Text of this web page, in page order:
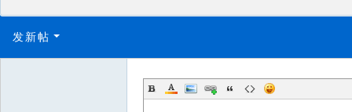
发新帖